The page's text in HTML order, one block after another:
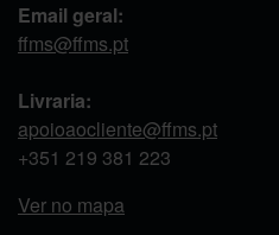
Email geral:
ffms@ffms.pt
Livraria:
apoioaocliente@ffms.pt
+351 219 381 223
Ver no mapa